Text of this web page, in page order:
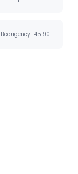
Beaugency · 45190